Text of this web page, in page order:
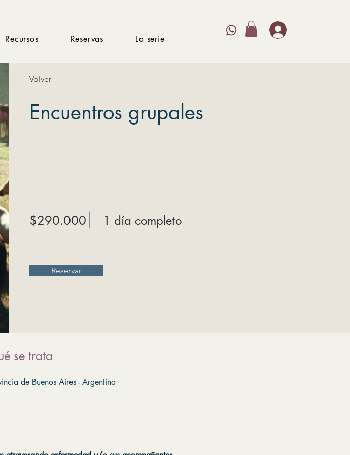
Recursos Reservas La serie
Volver
Encuentros grupales
$290.000 1 día completo
Reservar
se trata
de Buenos Aires - Argentina